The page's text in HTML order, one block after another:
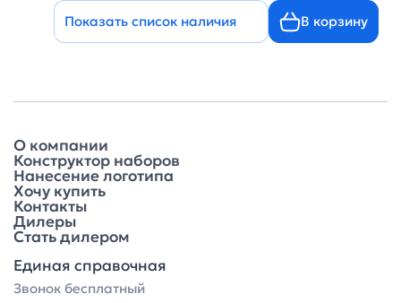
Показать список наличия В корзину
О компании
Конструктор наборов
Нанесение логотипа
Хочу купить
Контакты
Дилеры
Стать дилером
Единая справочная
Звонок бесплатный